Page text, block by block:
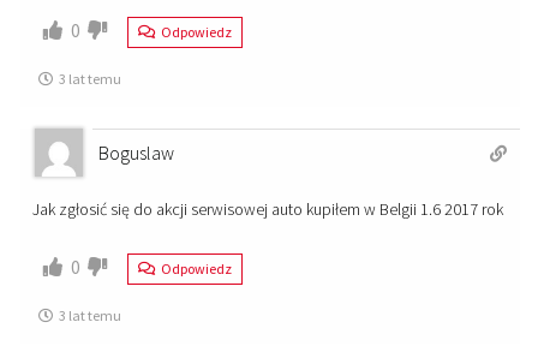
0 Odpowiedz
3 lat temu
Boguslaw
Jak zgłosić się do akcji serwisowej auto kupiłem w Belgii 1.6 2017 rok
0 Odpowiedz
3 lat temu